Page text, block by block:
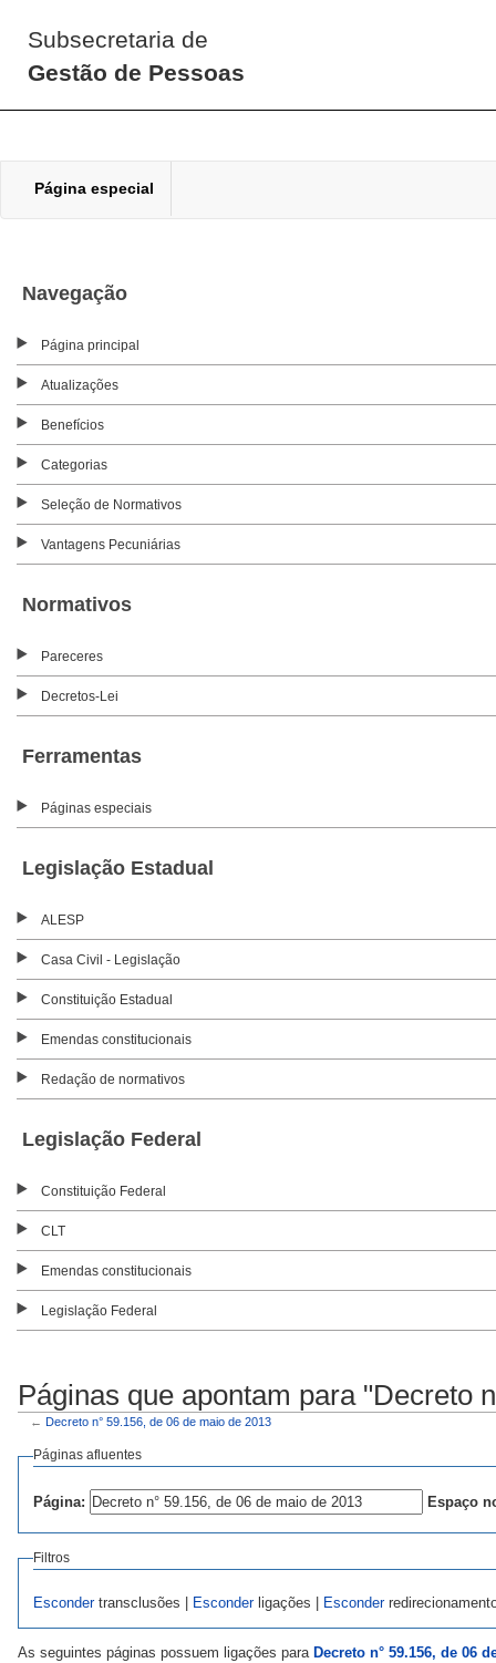
Subsecretaria de
Gestão de Pessoas
Página especial
Navegação
Página principal
Atualizações
Benefícios
Categorias
Seleção de Normativos
Vantagens Pecuniárias
Normativos
Pareceres
Decretos-Lei
Ferramentas
Páginas especiais
Legislação Estadual
ALESP
Casa Civil - Legislação
Constituição Estadual
Emendas constitucionais
Redação de normativos
Legislação Federal
Constituição Federal
CLT
Emendas constitucionais
Legislação Federal
Páginas que apontam para "Decreto
← Decreto n° 59.156, de 06 de maio de 2013
Páginas afluentes
Página: Espaço
Filtros
Escondertransclusões | Esconderligações | Esconder
As seguintes páginas possuem ligações para Decreto n° 59.156, de 06